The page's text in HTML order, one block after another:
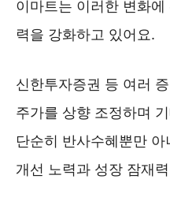
이마트는 이러한 변화
력을 강화하고 있어요.
신한투자증권 등 여러
주가를 상향 조정하며
단순히 반사수혜뿐만
개선 노력과 성장 잠재